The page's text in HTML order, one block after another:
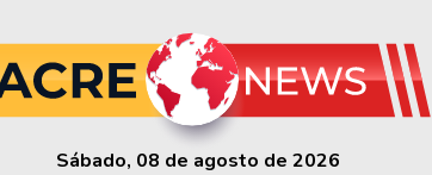
Sábado, 08 de agosto de 2026